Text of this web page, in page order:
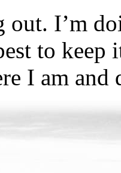
out. I’m
to keep
I am and